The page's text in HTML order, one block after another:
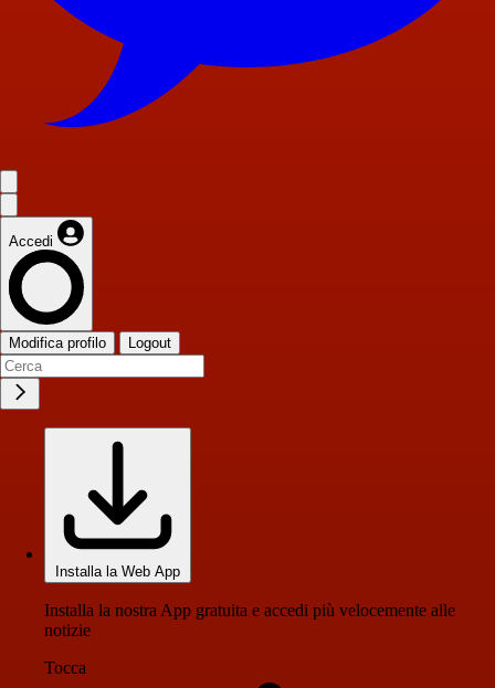
Accedi
Modifica profilo Logout
Installa la Web App
Installa la nostra App gratuita e accedi più velocemente alle
notizie
Tocca